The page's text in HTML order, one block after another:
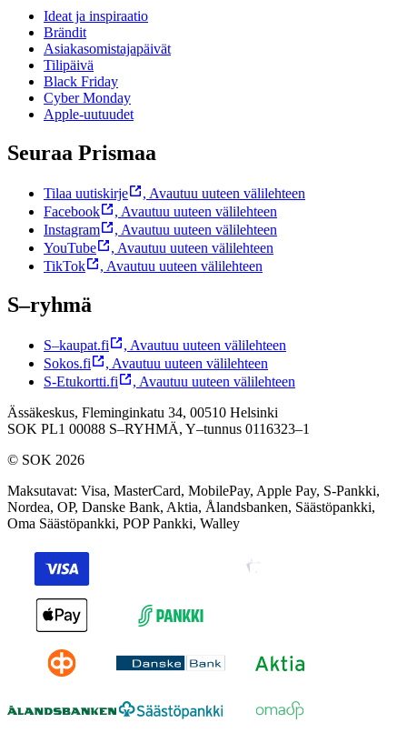
Ideat ja inspiraatio
Brändit
Asiakasomistajapäivät
Tilipäivä
Black Friday
Cyber Monday
Apple-uutuudet
Seuraa Prismaa
Tilaa uutiskirje , Avautuu uuteen välilehteen
Facebook
, Avautuu uuteen välilehteen
Instagram
, Avautuu uuteen välilehteen
YouTube
, Avautuu uuteen välilehteen
TikTok
, Avautuu uuteen välilehteen
S–ryhmä
S–kaupat.fi , Avautuu uuteen välilehteen
Sokos.fi
, Avautuu uuteen välilehteen
S-Etukortti.fi
, Avautuu uuteen välilehteen
Ässäkeskus, Fleminginkatu 34, 00510 Helsinki
SOK PL1 00088 S–RYHMÄ, Y–tunnus 0116323–1
© SOK 2026
Maksutavat: Visa, MasterCard, MobilePay, Apple Pay, S-Pankki,
Nordea, OP, Danske Bank, Aktia, Ålandsbanken, Säästöpankki,
Oma Säästöpankki, POP Pankki, Walley